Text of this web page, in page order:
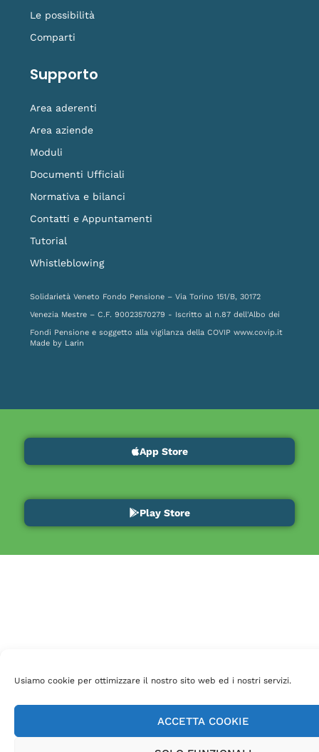
Usiamo cookie per ottimizzare il nostro sito web ed i nostri servizi.
ACCETTA COOKIE
Le possibilità
Comparti
Supporto
Area aderenti
Area aziende
Moduli
Documenti Ufficiali
Normativa e bilanci
Contatti e Appuntamenti
Tutorial
Whistleblowing
Solidarietà Veneto Fondo Pensione – Via Torino 151/B, 30172
Venezia Mestre – C.F. 90023570279 - Iscritto al n.87 dell'Albo dei
Fondi Pensione e soggetto alla vigilanza della COVIP www.covip.it
Made by Larin
App Store
Play Store